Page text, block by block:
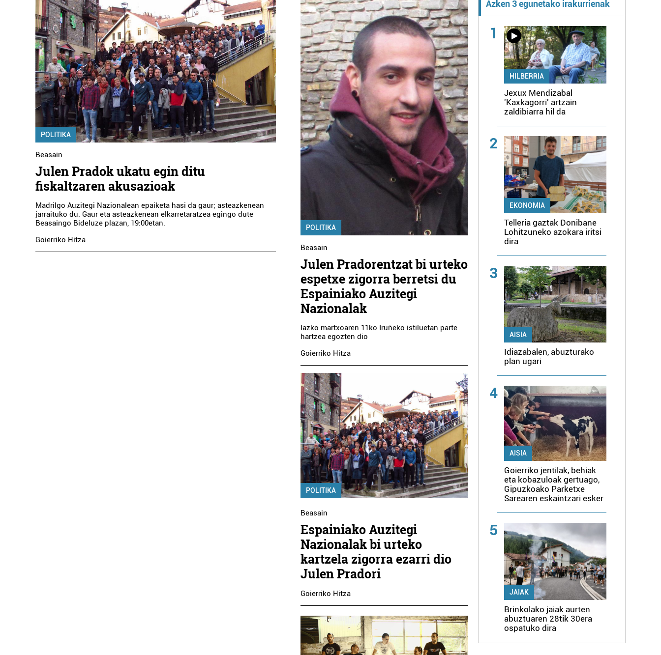
POLITIKA
Beasain
Julen Pradok ukatu egin ditu
fiskaltzaren akusazioak
Madrilgo Auzitegi Nazionalean epaiketa hasi da gaur; asteazkenean
jarraituko du. Gaur eta asteazkenean elkarretaratzea egingo dute
Beasaingo Bideluze plazan, 19:00etan.
Goierriko Hitza
POLITIKA
Beasain
Julen Pradorentzat bi urteko
espetxe zigorra berretsi du
Espainiako Auzitegi
Nazionalak
Iazko martxoaren 11ko Iruñeko istiluetan parte
hartzea egozten dio
Goierriko Hitza
POLITIKA
Beasain
Espainiako Auzitegi
Nazionalak bi urteko
kartzela zigorra ezarri dio
Julen Pradori
Goierriko Hitza
Azken 3 egunetako irakurrienak
1
HILBERRIA
Jexux Mendizabal
'Kaxkagorri' artzain
zaldibiarra hil da
2
EKONOMIA
Telleria gaztak Donibane
Lohitzuneko azokara iritsi
dira
3
AISIA
Idiazabalen, abuzturako
plan ugari
4
AISIA
Goierriko jentilak, behiak
eta kobazuloak gertuago,
Gipuzkoako Parketxe
Sarearen eskaintzari esker
5
JAIAK
Brinkolako jaiak aurten
abuztuaren 28tik 30era
ospatuko dira